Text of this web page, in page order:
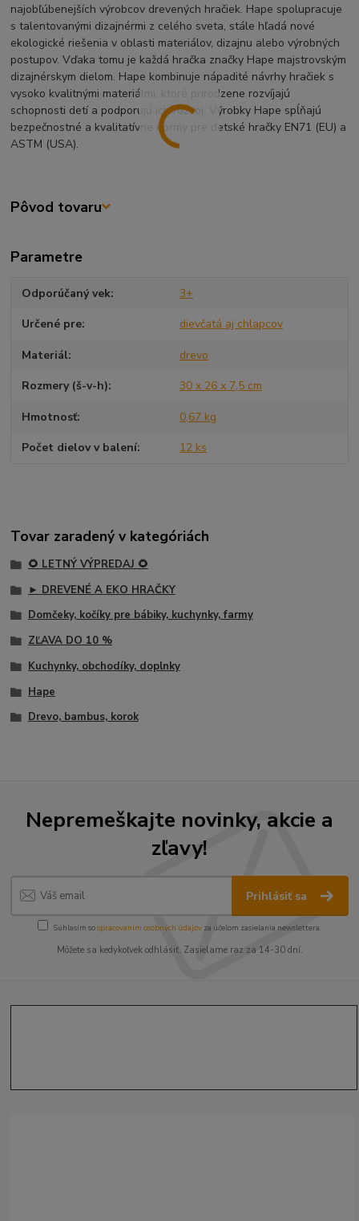
najobľúbenejších výrobcov drevených hračiek. Hape spolupracuje
s talentovanými dizajnérmi z celého sveta, stále hľadá nové
ekologické riešenia v oblasti materiálov, dizajnu alebo výrobných
postupov. Vďaka tomu je každá hračka značky Hape majstrovským
dizajnérskym dielom. Hape kombinuje nápadité návrhy hračiek s
vysoko kvalitnými materiálmi, ktoré prirodzene rozvíjajú
schopnosti detí a podporujú ich rozvoj. Výrobky Hape spĺňajú
bezpečnostné a kvalitatívne normy pre detské hračky EN71 (EU) a
ASTM (USA).
Pôvod tovaru
Parametre
Odporúčaný vek 3+
Určené pre dievčatá aj chlapcov
Materiál drevo
Rozmery (š-v-h) 30 x 26 x 7,5 cm
Hmotnosť 0,67 kg
Počet dielov v balení 12 ks
Tovar zaradený v kategóriách
🌻 LETNÝ VÝPREDAJ 🌻
► DREVENÉ A EKO HRAČKY
Domčeky, kočíky pre bábiky, kuchynky, farmy
ZĽAVA DO 10 %
Kuchynky, obchodíky, doplnky
Hape
Drevo, bambus, korok
Nepremeškajte novinky, akcie a
zľavy!
Prihlásiť sa
Súhlasím sospracovaním osobných údajov za účelom zasielania newslettera.
Môžete sa kedykoľvek odhlásiť. Zasielame raz za 14-30 dní.